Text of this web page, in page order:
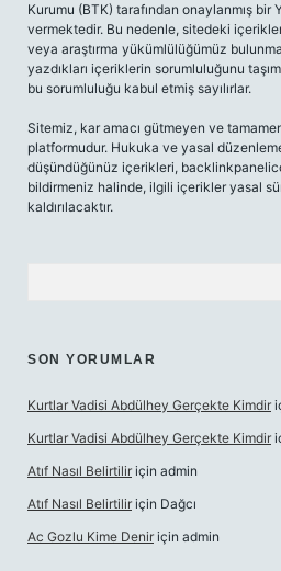
Kurumu (BTK) tarafından onaylanmış bir
vermektedir. Bu nedenle, sitedeki
veya araştırma yükümlülüğümüz
yazdıkları içeriklerin sorumluluğunu
bu sorumluluğu kabul etmiş sayılırlar.
Sitemiz, kar amacı gütmeyen ve
platformudur. Hukuka ve yasal
düşündüğünüz içerikleri,
bildirmeniz halinde, ilgili içerikler yasal
kaldırılacaktır.
SON YORUMLAR
Kurtlar Vadisi Abdülhey Gerçekte Kimdir
Kurtlar Vadisi Abdülhey Gerçekte Kimdir
Atıf Nasıl Belirtilir için admin
Atıf Nasıl Belirtilir için Dağcı
Ac Gozlu Kime Denir için admin